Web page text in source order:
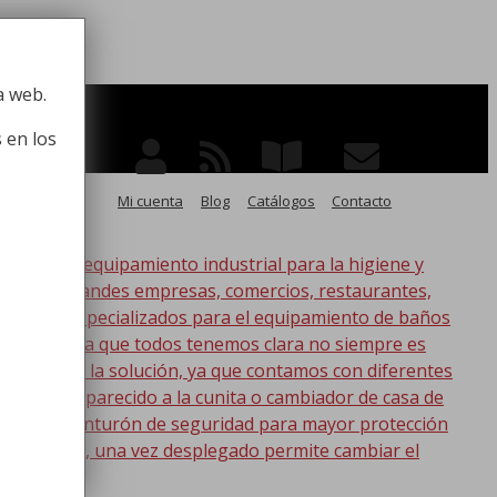
higiene
Mi cuenta Blog Catálogos Contacto
tipo de equipamiento industrial para la higiene y
para grandes empresas, comercios, restaurantes,
especializados para el equipamiento de baños
Esta idea que todos tenemos clara no siempre es
tenemos la solución, ya que contamos con diferentes
lo más parecido a la cunita o cambiador de casa de
con un cinturón de seguridad para mayor protección
la pared, una vez desplegado permite cambiar el
web.
en los